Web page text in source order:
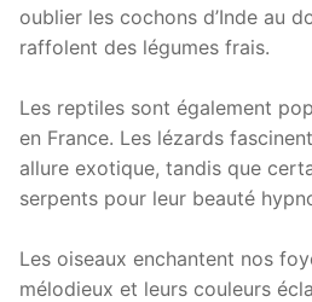
oublier les cochons d’Inde au
raffolent des légumes frais.
Les reptiles sont également
en France. Les lézards
allure exotique, tandis que
serpents pour leur beauté
Les oiseaux enchantent nos
mélodieux et leurs couleurs